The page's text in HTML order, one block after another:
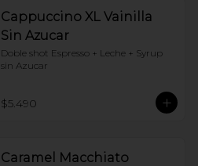
Cappuccino XL Vainilla
Sin Azucar
Doble shot Espresso + Leche + Syrup
sin Azucar
$5.490
Caramel Macchiato